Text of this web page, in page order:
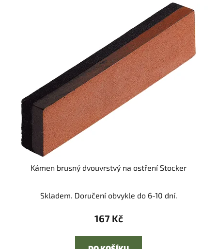
Kámen brusný dvouvrstvý na ostření Stocker
Skladem. Doručení obvykle do 6-10 dní.
167 Kč